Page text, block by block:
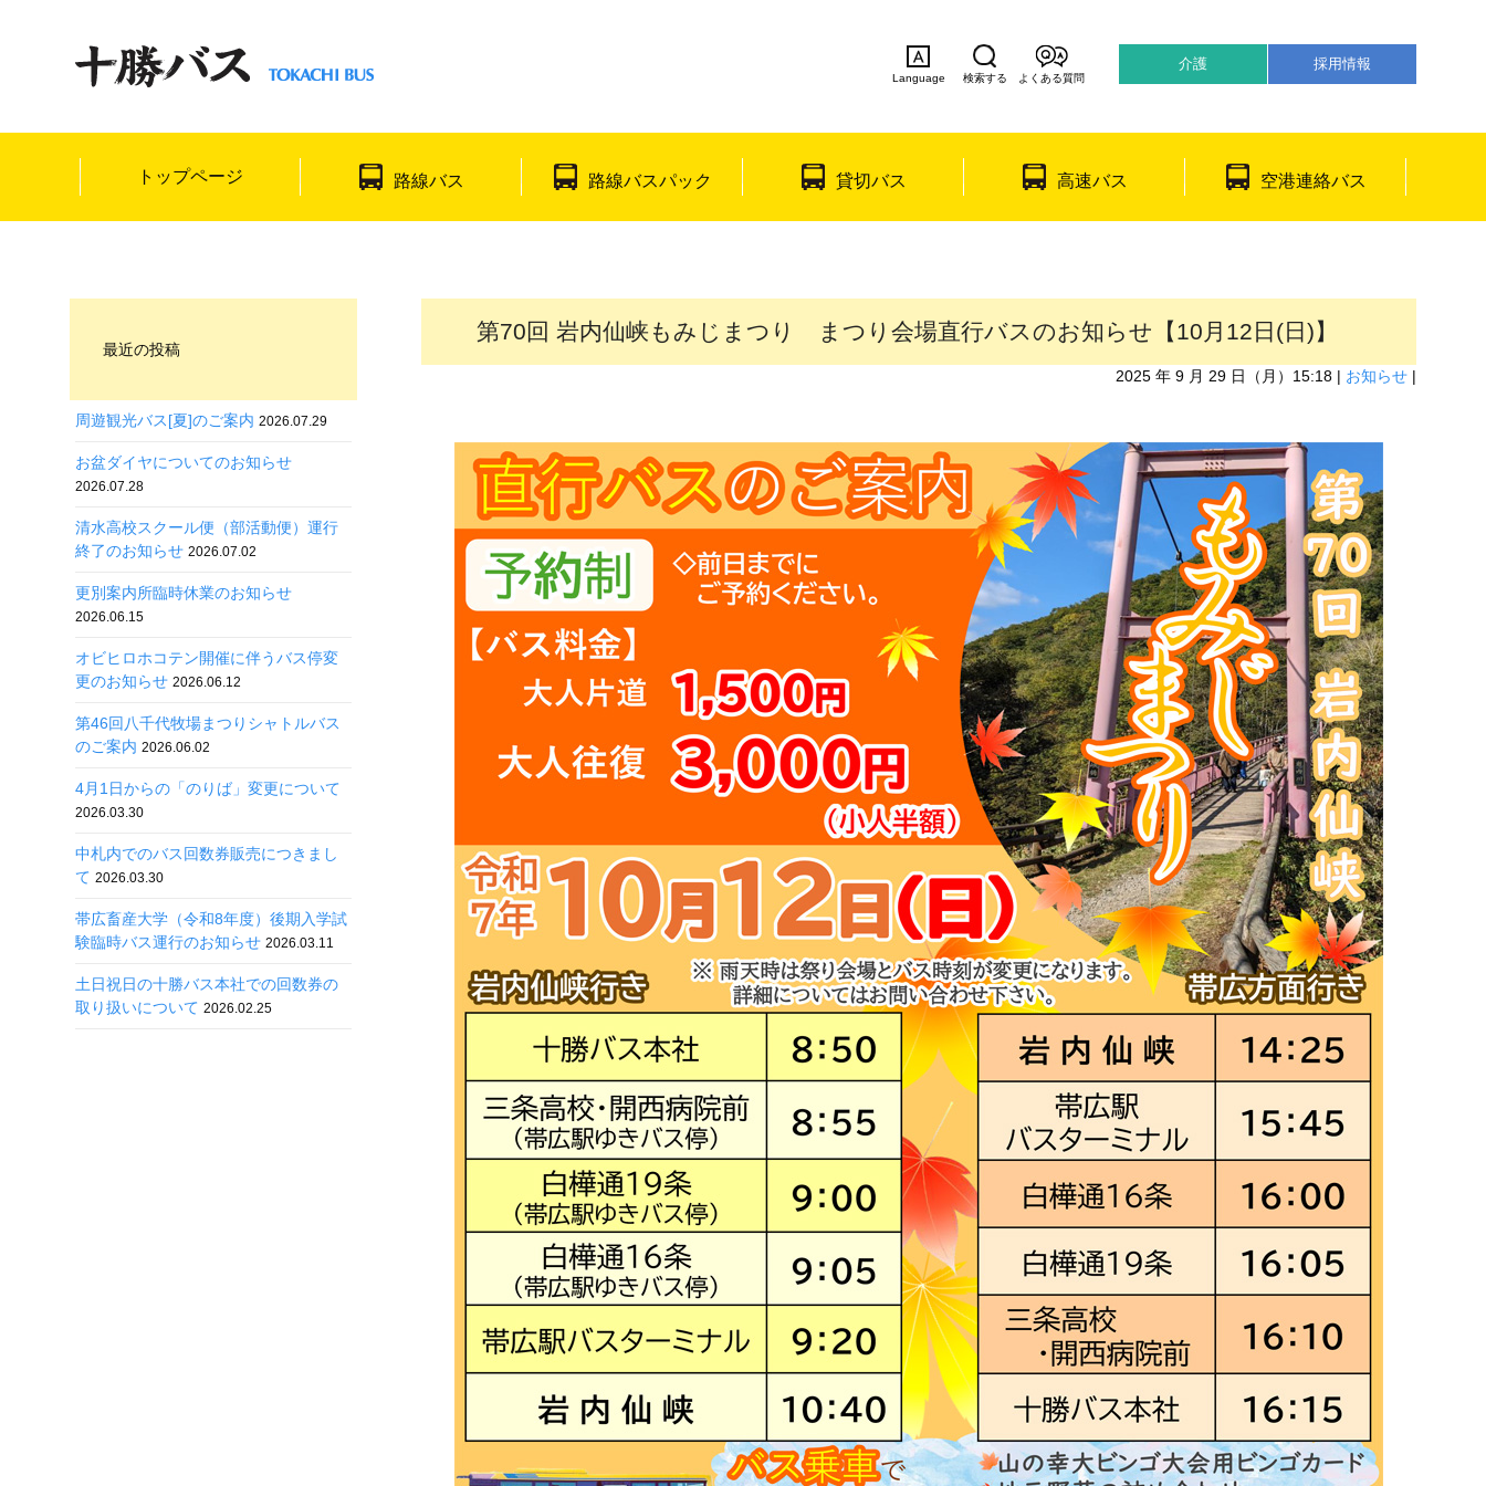
Language 検索する よくある質問
介護 採用情報
トップページ 路線バス 路線バスパック 貸切バス 高速バス 空港連絡バス
第70回 岩内仙峡もみじまつり まつり会場直行バスのお知らせ【10月12日(日)】
2025 年 9 月 29 日（月）15:18 | お知らせ |
最近の投稿
周遊観光バス[夏]のご案内 2026.07.29
お盆ダイヤについてのお知らせ
2026.07.28
清水高校スクール便（部活動便）運行
終了のお知らせ 2026.07.02
更別案内所臨時休業のお知らせ
2026.06.15
オビヒロホコテン開催に伴うバス停変
更のお知らせ 2026.06.12
第46回八千代牧場まつりシャトルバス
のご案内 2026.06.02
4月1日からの「のりば」変更について
2026.03.30
中札内でのバス回数券販売につきまし
て 2026.03.30
帯広畜産大学（令和8年度）後期入学試
験臨時バス運行のお知らせ 2026.03.11
土日祝日の十勝バス本社での回数券の
取り扱いについて 2026.02.25